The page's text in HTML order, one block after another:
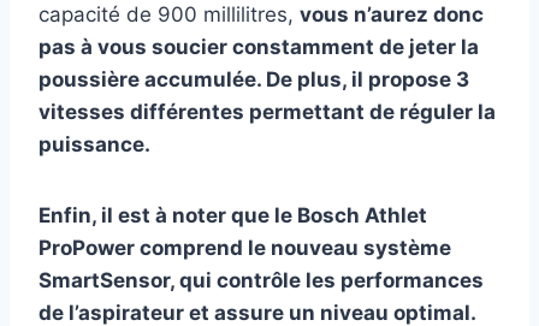
capacité de 900 millilitres, vous n’aurez donc
pas à vous soucier constamment de jeter la
poussière accumulée. De plus, il propose 3
vitesses différentes permettant de réguler la
puissance.
Enfin, il est à noter que le Bosch Athlet
ProPower comprend le nouveau système
SmartSensor, qui contrôle les performances
de l’aspirateur et assure un niveau optimal.